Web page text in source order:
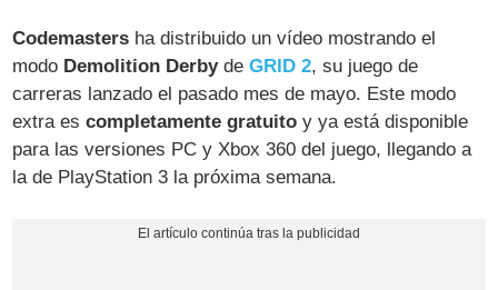
Codemasters ha distribuido un vídeo mostrando el
modo Demolition DerbydeGRID 2, su juego de
carreras lanzado el pasado mes de mayo. Este modo
extra escompletamente gratuito y ya está disponible
para las versiones PC y Xbox 360 del juego, llegando a
la de PlayStation 3 la próxima semana.